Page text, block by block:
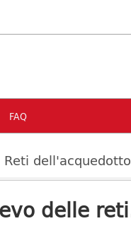
FAQ
Reti dell'acquedotto
delle